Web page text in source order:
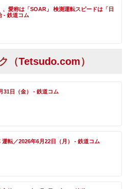
愛称は「SOAR」 検測運転スピードは「日
- 鉄道コム
（Tetsudo.com）
31日（金） - 鉄道コム
転／2026年6月22日（月） - 鉄道コム